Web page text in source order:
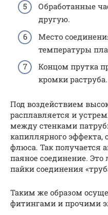
Обработанные
другую.
Место
температуры
Концом прутка
кромки раструба.
Под воздействием
расплавляется и
между стенками
капиллярного эффекта,
флюса. Так получается
паяное соединение.
пайки соединения
Таким же образом
фитингами и прочими